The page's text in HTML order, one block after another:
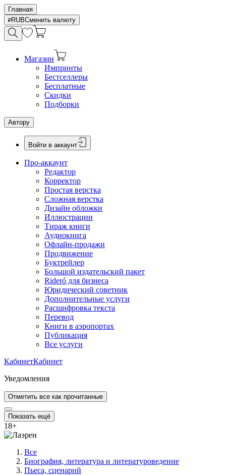
Главная
RUBСменить валюту
Магазин
Импринты
Бестселлеры
Бесплатные
Скидки
Подборки
Автору
Войти в аккаунт
Про-аккаунт
Редактор
Корректор
Простая верстка
Сложная верстка
Дизайн обложки
Иллюстрации
Тираж книги
Аудиокнига
Офлайн-продажи
Продвижение
Буктрейлер
Большой издательский пакет
Rideró для бизнеса
Юридический советник
Дополнительные услуги
Расшифровка текста
Перевод
Книги в аэропортах
Публикация
Все услуги
КабинетКабинет
Уведомления
Отметить все как прочитанные
Показать ещё
18+
Все
Биография, литература и литературоведение
Пьеса, сценарий